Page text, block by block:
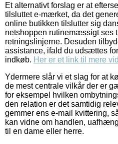
Et alternativt forslag er at
tilsluttet e-mærket, da det
online butikken tilslutter sig
netshoppen rutinemæssigt ses
retningslinjerne. Desuden
assistance, ifald du udsættes
indkøb. Her er et link til mere
Ydermere slår vi et slag for at
de mest centrale vilkår der er
for eksempel hvilken
den relation er det samtidig
gemmer ens e-mail kvittering,
kan vidne om handlen,
til en dame eller herre.